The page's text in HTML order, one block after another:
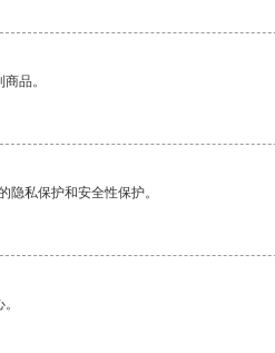
品。
隐私保护和安全性保护。